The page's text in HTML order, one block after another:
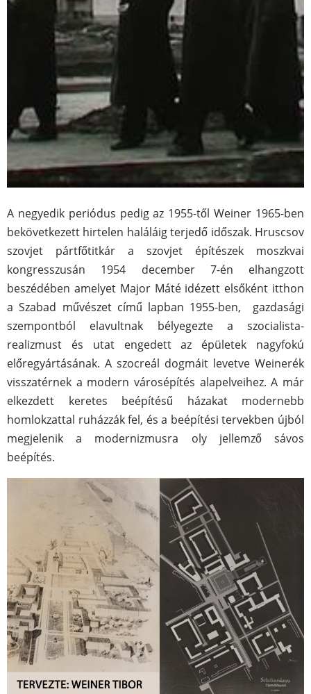
A negyedik periódus pedig az 1955-től Weiner 1965-ben
bekövetkezett hirtelen haláláig terjedő időszak. Hruscsov
szovjet pártfőtitkár a szovjet építészek moszkvai
kongresszusán 1954 december 7-én elhangzott
beszédében amelyet Major Máté idézett elsőként itthon
a Szabad művészet című lapban 1955-ben, gazdasági
szempontból elavultnak bélyegezte a szocialista-
realizmust és utat engedett az épületek nagyfokú
előregyártásának. A szocreál dogmáit levetve Weinerék
visszatérnek a modern városépítés alapelveihez. A már
elkezdett keretes beépítésű házakat modernebb
homlokzattal ruházzák fel, és a beépítési tervekben újból
megjelenik a modernizmusra oly jellemző sávos
beépítés.